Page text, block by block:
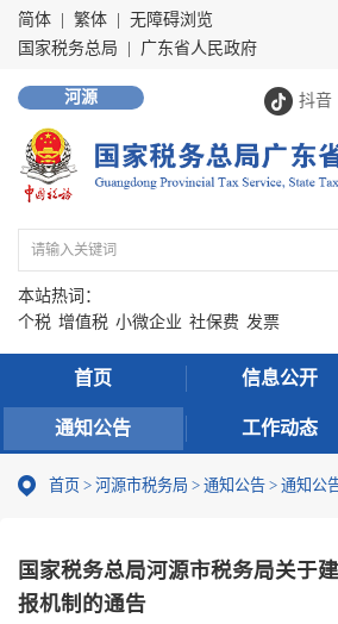
简体 繁体
无障碍浏览
国家税务总局
广东省人民政府
抖音
河源
本站热词：
个税 增值税 小微企业 社保费 发票
首页 信息公开
通知公告 工作动态
首页 > 河源市税务局 > 通知公告 > 通知公
国家税务总局河源市税务局关于
报机制的通告